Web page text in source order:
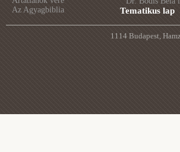
Az Agyagbiblia
Tematikus lap
1114 Budapest,